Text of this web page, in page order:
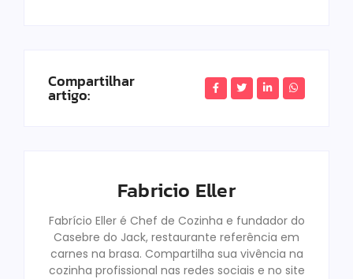
Compartilhar
artigo:
Fabricio Eller
Fabrício Eller é Chef de Cozinha e fundador do
Casebre do Jack, restaurante referência em
carnes na brasa. Compartilha sua vivência na
cozinha profissional nas redes sociais e no site